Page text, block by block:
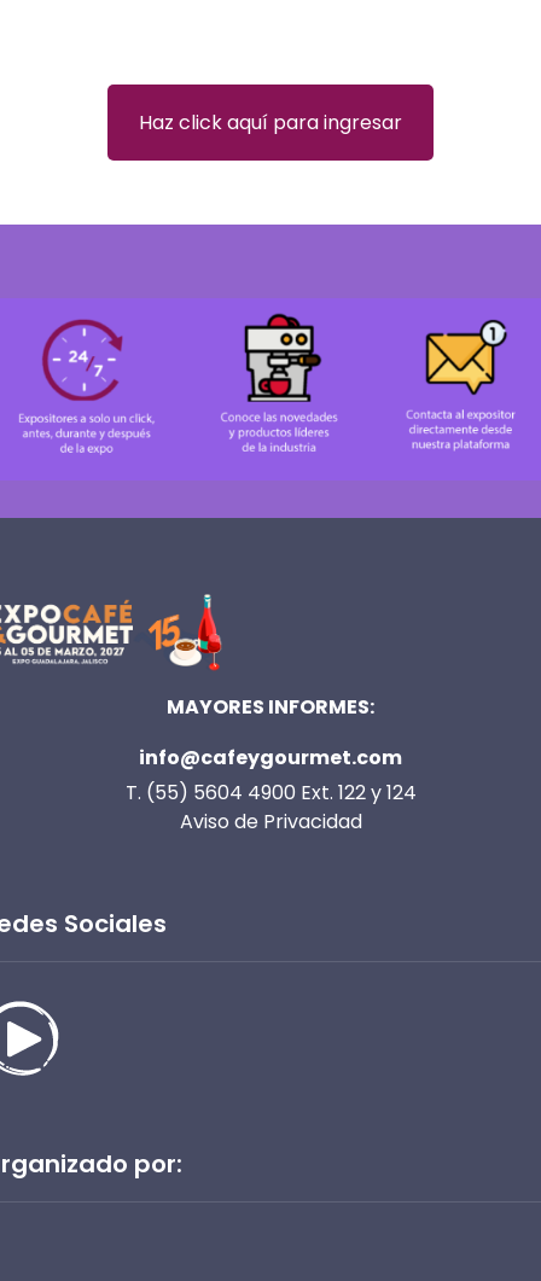
Haz click aquí para ingresar
MAYORES INFORMES:
info@cafeygourmet.com
T. (55) 5604 4900 Ext. 122 y 124
Aviso de Privacidad
Sociales
por: